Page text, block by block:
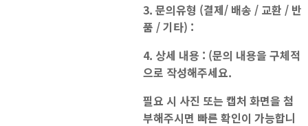
3. 문의유형 (결제/ 배송 / 교환 / 반
품 / 기타) :
4. 상세 내용 : (문의 내용을 구체적
으로 작성해주세요.
필요 시 사진 또는 캡처 화면을 첨
부해주시면 빠른 확인이 가능합니